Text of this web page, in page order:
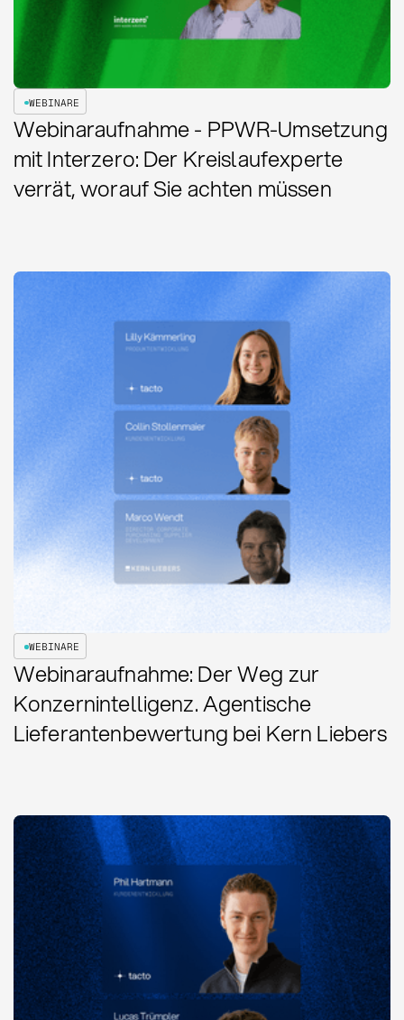
WEBINARE
Webinaraufnahme - PPWR-Umsetzung
mit Interzero: Der Kreislaufexperte
verrät, worauf Sie achten müssen
WEBINARE
Webinaraufnahme: Der Weg zur
Konzernintelligenz. Agentische
Lieferantenbewertung bei Kern Liebers